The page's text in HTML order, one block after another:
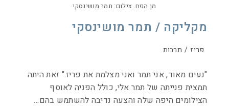
מן הפח. צילום: תמר מושינסקי
מקליקה / תמר מושינסקי
פריז / תרבות
"נעים מאוד, אני תמר ואני מצלמת את פריז." זאת היתה
תמצית פנייתה של תמר אלי, כולל הפניה לאוסף
הצילומים היפה שלה והצעה נדיבה להשתמש בהם…